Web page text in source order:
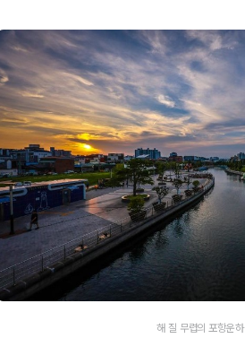
해 질 무렵의 포항운하